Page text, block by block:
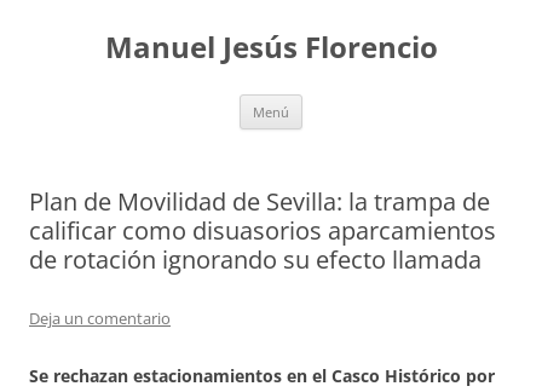
contenidoManuel Jesús Florencio
Menú
Plan de Movilidad de Sevilla: la trampa de
calificar como disuasorios aparcamientos
de rotación ignorando su efecto llamada
Deja un comentario
Se rechazan estacionamientos en el Casco Histórico por